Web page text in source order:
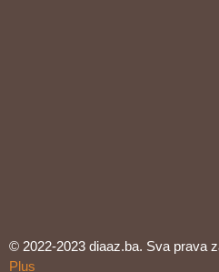
© 2022-2023 diaaz.ba. Sva prava
Plus